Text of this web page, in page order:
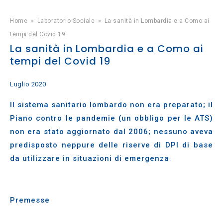
Home » Laboratorio Sociale »
La sanità in Lombardia e a Como ai
tempi del Covid 19
La sanità in Lombardia e a Como ai
tempi del Covid 19
Luglio 2020
Il sistema sanitario lombardo non era preparato; il
Piano contro le pandemie (un obbligo per le ATS)
non era stato aggiornato dal 2006; nessuno aveva
predisposto neppure delle riserve di DPI di base
da utilizzare in situazioni di emergenza.
Premesse